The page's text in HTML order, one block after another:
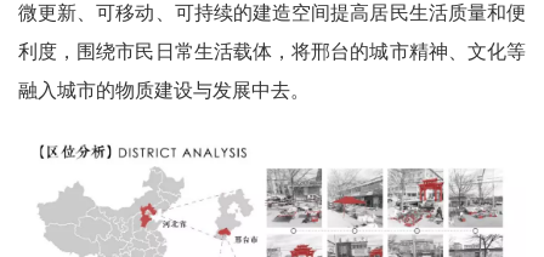
微更新、可移动、可持续的建造空间提高居民生活质量和便
利度，围绕市民日常生活载体，将邢台的城市精神、文化等
融入城市的物质建设与发展中去。